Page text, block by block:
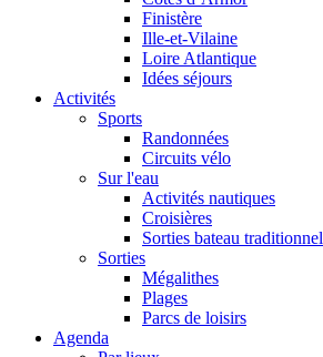
Finistère
Ille-et-Vilaine
Loire Atlantique
Idées séjours
Activités
Sports
Randonnées
Circuits vélo
Sur l'eau
Activités nautiques
Croisières
Sorties bateau traditionnel
Sorties
Mégalithes
Plages
Parcs de loisirs
Agenda